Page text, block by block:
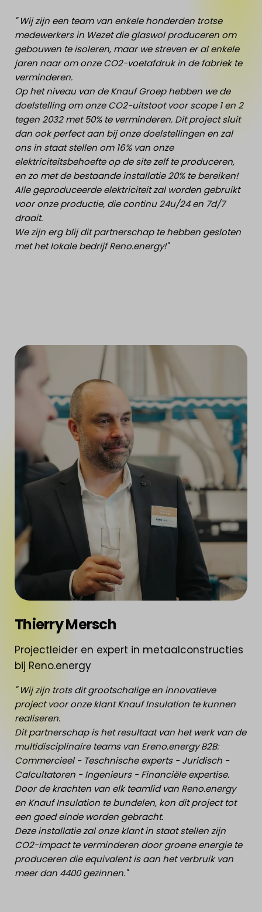
" Wij zijn een team van enkele honderden trotse
medewerkers in Wezet die glaswol produceren om
gebouwen te isoleren, maar we streven er al enkele
jaren naar om onze CO2-voetafdruk in de fabriek te
verminderen.
Op het niveau van de Knauf Groep hebben we de
doelstelling om onze CO2-uitstoot voor scope 1 en 2
tegen 2032 met 50% te verminderen. Dit project sluit
dan ook perfect aan bij onze doelstellingen en zal
ons in staat stellen om 16% van onze
elektriciteitsbehoefte op de site zelf te produceren,
en zo met de bestaande installatie 20% te bereiken!
Alle geproduceerde elektriciteit zal worden gebruikt
voor onze productie, die continu 24u/24 en 7d/7
draait.
We zijn erg blij dit partnerschap te hebben gesloten
met het lokale bedrijf Reno.energy!"
Thierry Mersch
Projectleider en expert in metaalconstructies
bij Reno.energy
" Wij zijn trots dit grootschalige en innovatieve
project voor onze klant Knauf Insulation te kunnen
realiseren.
Dit partnerschap is het resultaat van het werk van de
multidisciplinaire teams van Ereno.energy B2B:
Commercieel - Teschnische experts - Juridisch -
Calcultatoren - Ingenieurs - Financiële expertise.
Door de krachten van elk teamlid van Reno.energy
en Knauf Insulation te bundelen, kon dit project tot
een goed einde worden gebracht.
Deze installatie zal onze klant in staat stellen zijn
CO2-impact te verminderen door groene energie te
produceren die equivalent is aan het verbruik van
meer dan 4400 gezinnen."